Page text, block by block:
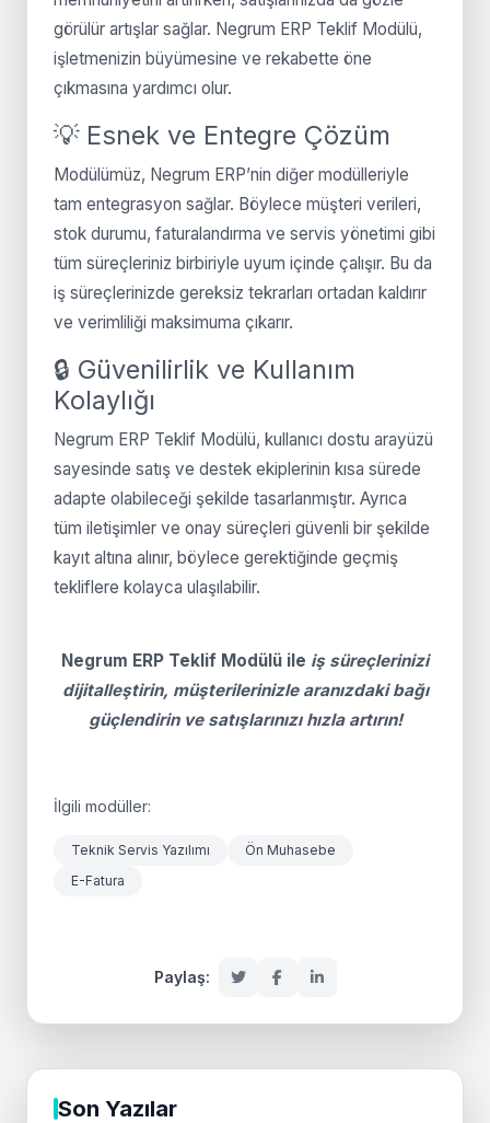
görülür artışlar sağlar. Negrum ERP Teklif Modülü,
işletmenizin büyümesine ve rekabette öne
çıkmasına yardımcı olur.
💡 Esnek ve Entegre Çözüm
Modülümüz, Negrum ERP’nin diğer modülleriyle
tam entegrasyon sağlar. Böylece müşteri verileri,
stok durumu, faturalandırma ve servis yönetimi gibi
tüm süreçleriniz birbiriyle uyum içinde çalışır. Bu da
iş süreçlerinizde gereksiz tekrarları ortadan kaldırır
ve verimliliği maksimuma çıkarır.
🔒 Güvenilirlik ve Kullanım
Kolaylığı
Negrum ERP Teklif Modülü, kullanıcı dostu arayüzü
sayesinde satış ve destek ekiplerinin kısa sürede
adapte olabileceği şekilde tasarlanmıştır. Ayrıca
tüm iletişimler ve onay süreçleri güvenli bir şekilde
kayıt altına alınır, böylece gerektiğinde geçmiş
tekliflere kolayca ulaşılabilir.
Negrum ERP Teklif Modülü ile iş süreçlerinizi
dijitalleştirin, müşterilerinizle aranızdaki bağı
güçlendirin ve satışlarınızı hızla artırın!
İlgili modüller:
Teknik Servis Yazılımı
Ön Muhasebe
E-Fatura
Paylaş:
Son Yazılar